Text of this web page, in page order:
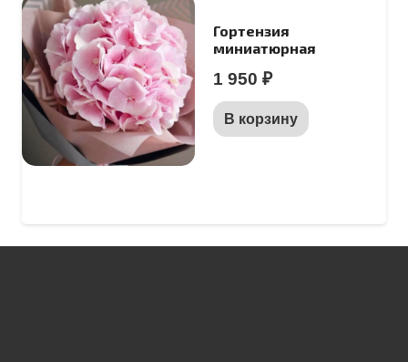
Гортензия
миниатюрная
1 950 ₽
В корзину